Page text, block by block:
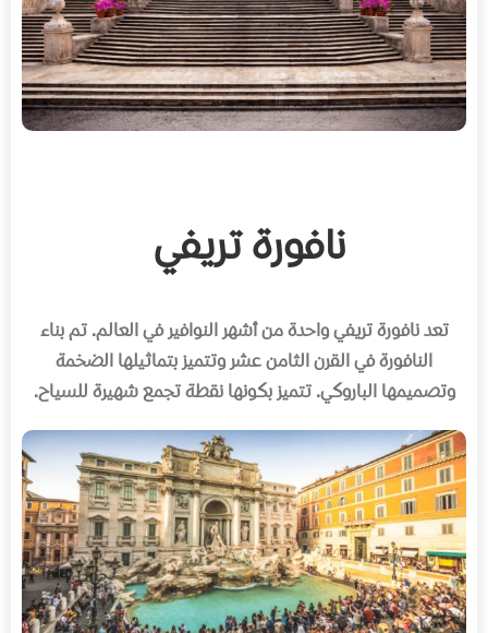
نافورة تريفي
تعد نافورة تريفي واحدة من أشهر النوافير في العالم.تم بناء
النافورة في القرن الثامن عشر وتتميز بتماثيلها الضخمة
وتصميمها الباروكي.تتميز بكونها نقطة تجمع شهيرة للسياح.